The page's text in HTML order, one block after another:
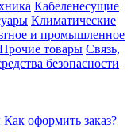
Кабеленесущие
Климатические
и промышленное
Прочие товары Связь,
безопасности
Как оформить заказ?